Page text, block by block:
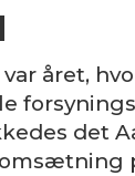
året,
det